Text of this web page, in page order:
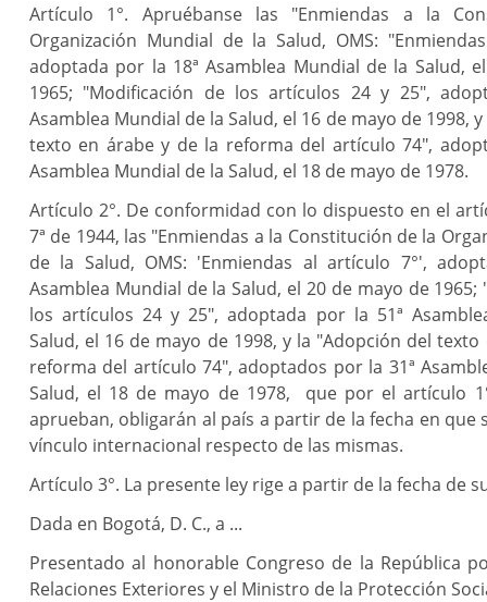
Artículo 1°. Apruébanse las "Enmiendas a la
Organización Mundial de la Salud, OMS:
adoptada por la 18ª Asamblea Mundial de la Salud,
1965; "Modificación de los artículos 24 y 25",
Asamblea Mundial de la Salud, el 16 de mayo de 1998,
texto en árabe y de la reforma del artículo 74",
Asamblea Mundial de la Salud, el 18 de mayo de 1978.
Artículo 2°. De conformidad con lo dispuesto en el
7ª de 1944, las "Enmiendas a la Constitución de la
de la Salud, OMS: 'Enmiendas al artículo 7°',
Asamblea Mundial de la Salud, el 20 de mayo de
los artículos 24 y 25", adoptada por la 51ª
Salud, el 16 de mayo de 1998, y la "Adopción del
reforma del artículo 74", adoptados por la 31ª
Salud, el 18 de mayo de 1978, que por el artículo
aprueban, obligarán al país a partir de la fecha en que
vínculo internacional respecto de las mismas.
Artículo 3°. La presente ley rige a partir de la fecha de
Dada en Bogotá, D. C., a ...
Presentado al honorable Congreso de la República
Relaciones Exteriores y el Ministro de la Protección